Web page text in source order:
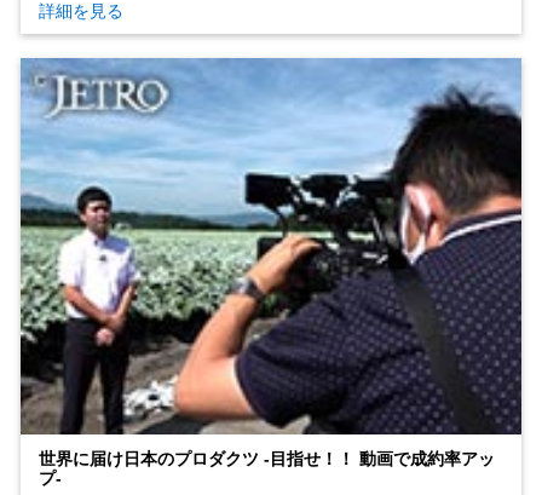
詳細を見る
世界に届け日本のプロダクツ ‐目指せ！！ 動画で成約率アッ
プ‐